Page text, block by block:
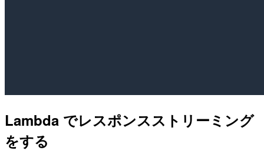
Lambda でレスポンスストリーミング
をする